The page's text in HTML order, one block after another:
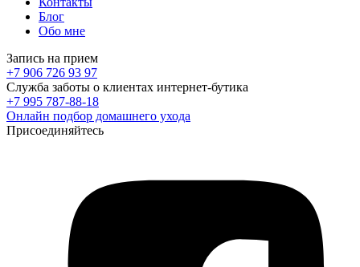
Блог
Обо мне
Запись на прием
+7 906 726 93 97
Служба заботы о клиентах интернет-бутика
+7 995 787-88-18
Онлайн подбор домашнего ухода
Присоединяйтесь